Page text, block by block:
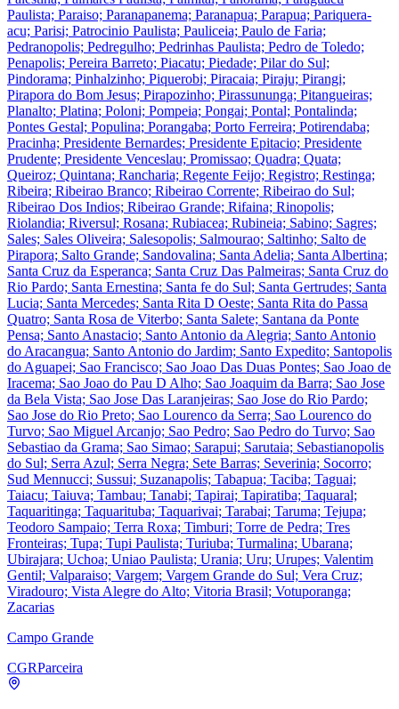
Paulista; Paraiso; Paranapanema; Paranapua; Parapua; Pariquera-
acu; Parisi; Patrocinio Paulista; Pauliceia; Paulo de Faria;
Pedranopolis; Pedregulho; Pedrinhas Paulista; Pedro de Toledo;
Penapolis; Pereira Barreto; Piacatu; Piedade; Pilar do Sul;
Pindorama; Pinhalzinho; Piquerobi; Piracaia; Piraju; Pirangi;
Pirapora do Bom Jesus; Pirapozinho; Pirassununga; Pitangueiras;
Planalto; Platina; Poloni; Pompeia; Pongai; Pontal; Pontalinda;
Pontes Gestal; Populina; Porangaba; Porto Ferreira; Potirendaba;
Pracinha; Presidente Bernardes; Presidente Epitacio; Presidente
Prudente; Presidente Venceslau; Promissao; Quadra; Quata;
Queiroz; Quintana; Rancharia; Regente Feijo; Registro; Restinga;
Ribeira; Ribeirao Branco; Ribeirao Corrente; Ribeirao do Sul;
Ribeirao Dos Indios; Ribeirao Grande; Rifaina; Rinopolis;
Riolandia; Riversul; Rosana; Rubiacea; Rubineia; Sabino; Sagres;
Sales; Sales Oliveira; Salesopolis; Salmourao; Saltinho; Salto de
Pirapora; Salto Grande; Sandovalina; Santa Adelia; Santa Albertina;
Santa Cruz da Esperanca; Santa Cruz Das Palmeiras; Santa Cruz do
Rio Pardo; Santa Ernestina; Santa fe do Sul; Santa Gertrudes; Santa
Lucia; Santa Mercedes; Santa Rita D Oeste; Santa Rita do Passa
Quatro; Santa Rosa de Viterbo; Santa Salete; Santana da Ponte
Pensa; Santo Anastacio; Santo Antonio da Alegria; Santo Antonio
do Aracangua; Santo Antonio do Jardim; Santo Expedito; Santopolis
do Aguapei; Sao Francisco; Sao Joao Das Duas Pontes; Sao Joao de
Iracema; Sao Joao do Pau D Alho; Sao Joaquim da Barra; Sao Jose
da Bela Vista; Sao Jose Das Laranjeiras; Sao Jose do Rio Pardo;
Sao Jose do Rio Preto; Sao Lourenco da Serra; Sao Lourenco do
Turvo; Sao Miguel Arcanjo; Sao Pedro; Sao Pedro do Turvo; Sao
Sebastiao da Grama; Sao Simao; Sarapui; Sarutaia; Sebastianopolis
do Sul; Serra Azul; Serra Negra; Sete Barras; Severinia; Socorro;
Sud Mennucci; Sussui; Suzanapolis; Tabapua; Taciba; Taguai;
Taiacu; Taiuva; Tambau; Tanabi; Tapirai; Tapiratiba; Taquaral;
Taquaritinga; Taquarituba; Taquarivai; Tarabai; Taruma; Tejupa;
Teodoro Sampaio; Terra Roxa; Timburi; Torre de Pedra; Tres
Fronteiras; Tupa; Tupi Paulista; Turiuba; Turmalina; Ubarana;
Ubirajara; Uchoa; Uniao Paulista; Urania; Uru; Urupes; Valentim
Gentil; Valparaiso; Vargem; Vargem Grande do Sul; Vera Cruz;
Viradouro; Vista Alegre do Alto; Vitoria Brasil; Votuporanga;
Zacarias
Campo Grande
CGRParceira